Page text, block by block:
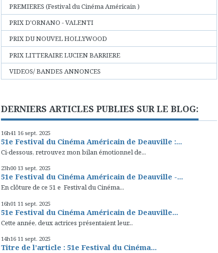
PREMIERES (Festival du Cinéma Américain )
PRIX D'ORNANO - VALENTI
PRIX DU NOUVEL HOLLYWOOD
PRIX LITTERAIRE LUCIEN BARRIERE
VIDEOS/ BANDES ANNONCES
DERNIERS ARTICLES PUBLIES SUR LE BLOG:
16h41 16 sept. 2025
51e Festival du Cinéma Américain de Deauville :...
Ci-dessous, retrouvez mon bilan émotionnel de...
23h00 13 sept. 2025
51e Festival du Cinéma Américain de Deauville -...
En clôture de ce 51 e Festival du Cinéma...
16h01 11 sept. 2025
51e Festival du Cinéma Américain de Deauville...
Cette année, deux actrices présentaient leur...
14h16 11 sept. 2025
Titre de l’article : 51e Festival du Cinéma...